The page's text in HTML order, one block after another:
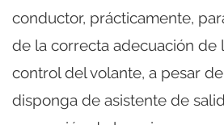
conductor, prácticamente,
de la correcta adecuación de
control del volante, a pesar
disponga de asistente de